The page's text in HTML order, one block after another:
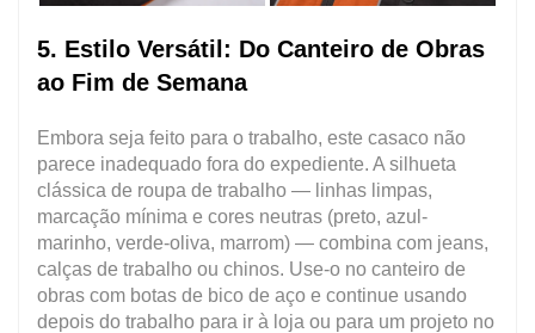
5. Estilo Versátil: Do Canteiro de Obras
ao Fim de Semana
Embora seja feito para o trabalho, este casaco não
parece inadequado fora do expediente. A silhueta
clássica de roupa de trabalho — linhas limpas,
marcação mínima e cores neutras (preto, azul-
marinho, verde-oliva, marrom) — combina com jeans,
calças de trabalho ou chinos. Use-o no canteiro de
obras com botas de bico de aço e continue usando
depois do trabalho para ir à loja ou para um projeto no